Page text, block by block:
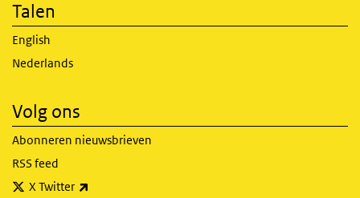
Talen
English
Nederlands
Volg ons
Abonneren nieuwsbrieven
RSS feed
X Twitter